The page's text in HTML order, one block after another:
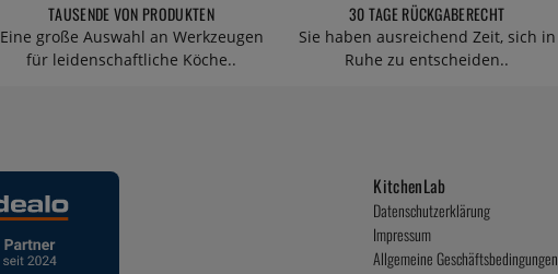
TAUSENDE VON PRODUKTEN
Eine große Auswahl an Werkzeugen
für leidenschaftliche Köche..
30 TAGE RÜCKGABERECHT
Sie haben ausreichend Zeit, sich in
Ruhe zu entscheiden..
KitchenLab
Datenschutzerklärung
Impressum
Allgemeine Geschäftsbedingungen